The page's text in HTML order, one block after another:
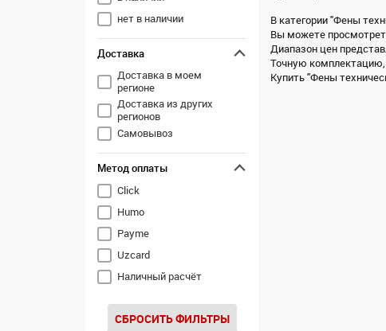
нет в наличии
Доставка
Доставка в моем
регионе
Доставка из других
регионов
Самовывоз
Метод оплаты
Click
Humo
Payme
Uzcard
Наличный расчёт
СБРОСИТЬ ФИЛЬТРЫ
В категории "Фены
Вы можете
Диапазон цен
Точную комплектацию,
Купить "Фены